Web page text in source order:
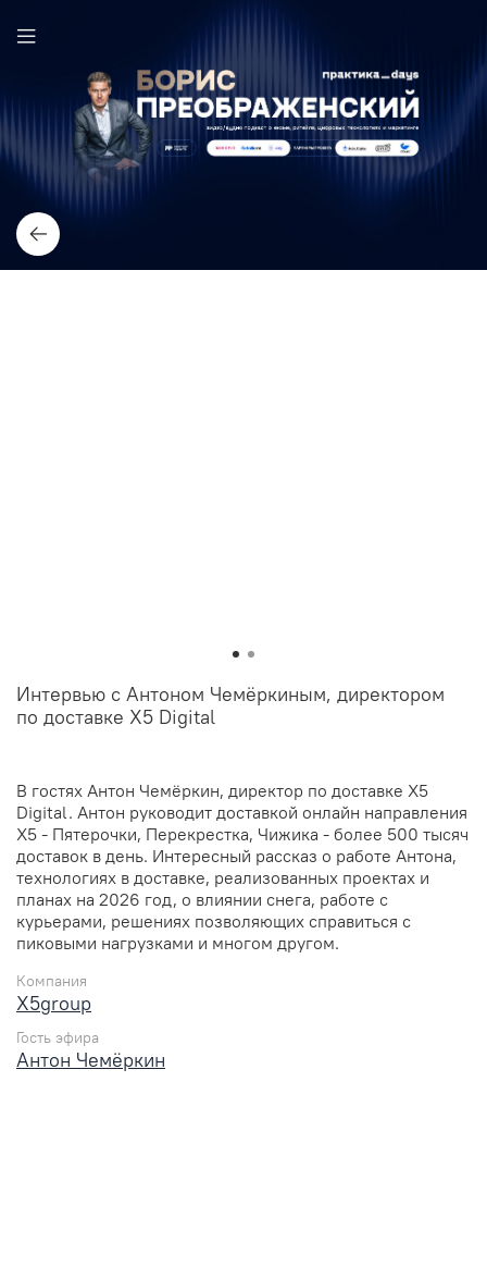
Интервью с Антоном Чемёркиным, директором
по доставке X5 Digital
В гостях Антон Чемёркин, директор по доставке X5
Digital. Антон руководит доставкой онлайн направления
X5 - Пятерочки, Перекрестка, Чижика - более 500 тысяч
доставок в день. Интересный рассказ о работе Антона,
технологиях в доставке, реализованных проектах и
планах на 2026 год, о влиянии снега, работе с
курьерами, решениях позволяющих справиться с
пиковыми нагрузками и многом другом.
Компания
X5group
Гость эфира
Антон Чемёркин